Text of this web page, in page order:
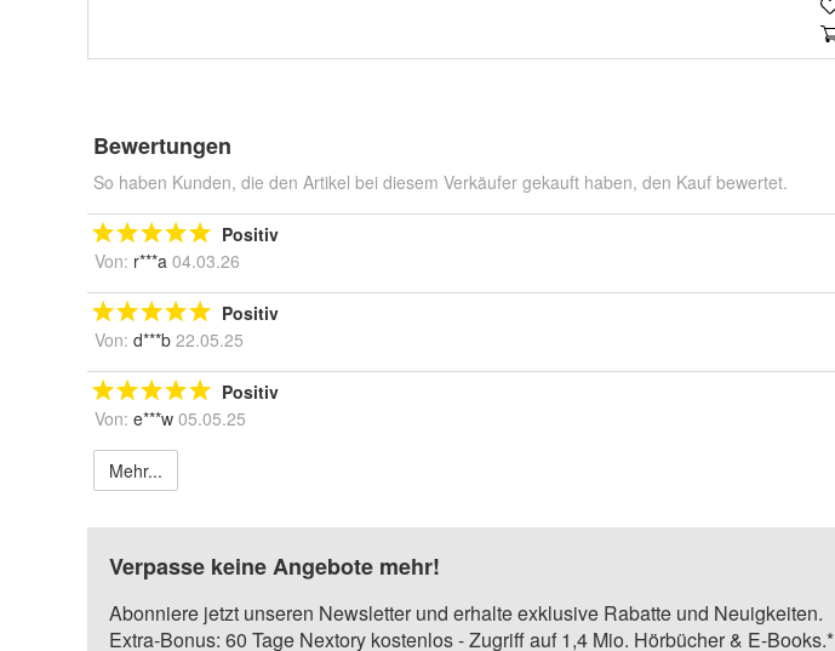
Bewertungen
So haben Kunden, die den Artikel bei diesem Verkäufer gekauft haben, den Kauf bewertet.
Positiv
Von: r***a 04.03.26
Positiv
Von: d***b 22.05.25
Positiv
Von: e***w 05.05.25
Mehr...
Verpasse keine Angebote mehr!
Abonniere jetzt unseren Newsletter und erhalte exklusive Rabatte und Neuigkeiten.
Extra-Bonus: 60 Tage Nextory kostenlos - Zugriff auf 1,4 Mio. Hörbücher & E-Books.*